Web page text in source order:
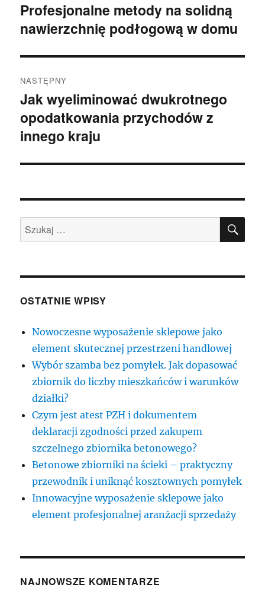
wpisu
Poprzedni
wpis:
Profesjonalne metody na solidną
nawierzchnię podłogową w domu
NASTĘPNY
Następny
wpis:
Jak wyeliminować dwukrotnego
opodatkowania przychodów z
innego kraju
Szukaj:
OSTATNIE WPISY
Nowoczesne wyposażenie sklepowe jako
element skutecznej przestrzeni handlowej
Wybór szamba bez pomyłek. Jak dopasować
zbiornik do liczby mieszkańców i warunków
działki?
Czym jest atest PZH i dokumentem
deklaracji zgodności przed zakupem
szczelnego zbiornika betonowego?
Betonowe zbiorniki na ścieki – praktyczny
przewodnik i uniknąć kosztownych pomyłek
Innowacyjne wyposażenie sklepowe jako
element profesjonalnej aranżacji sprzedaży
NAJNOWSZE KOMENTARZE